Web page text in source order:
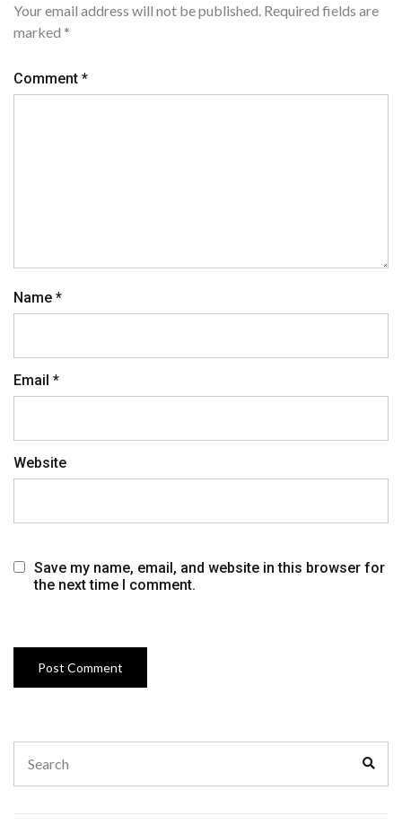
Your email address will not be published. Required fields are
marked *
Comment *
Name *
Email *
Website
Save my name, email, and website in this browser for
the next time I comment.
for: